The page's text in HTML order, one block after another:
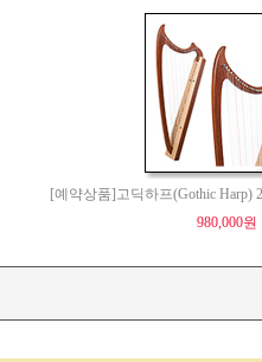
[예약상품]고딕하프(Gothic Harp)
980,000원